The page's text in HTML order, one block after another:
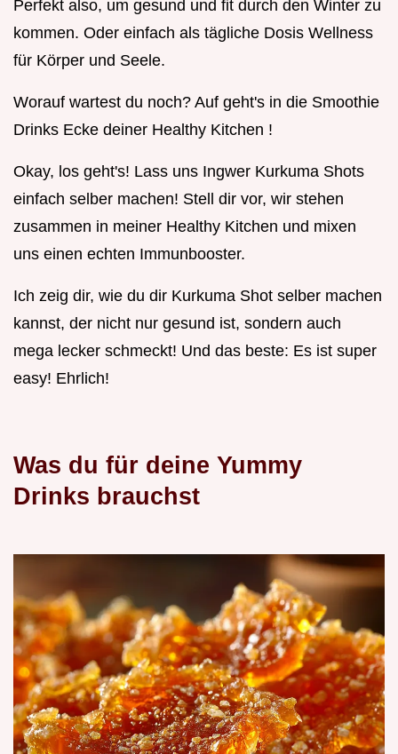
Perfekt also, um gesund und fit durch den Winter zu
kommen. Oder einfach als tägliche Dosis Wellness
für Körper und Seele.
Worauf wartest du noch? Auf geht's in die Smoothie
Drinks Ecke deiner Healthy Kitchen !
Okay, los geht's! Lass uns Ingwer Kurkuma Shots
einfach selber machen! Stell dir vor, wir stehen
zusammen in meiner Healthy Kitchen und mixen
uns einen echten Immunbooster.
Ich zeig dir, wie du dir Kurkuma Shot selber machen
kannst, der nicht nur gesund ist, sondern auch
mega lecker schmeckt! Und das beste: Es ist super
easy! Ehrlich!
Was du für deine Yummy
Drinks brauchst